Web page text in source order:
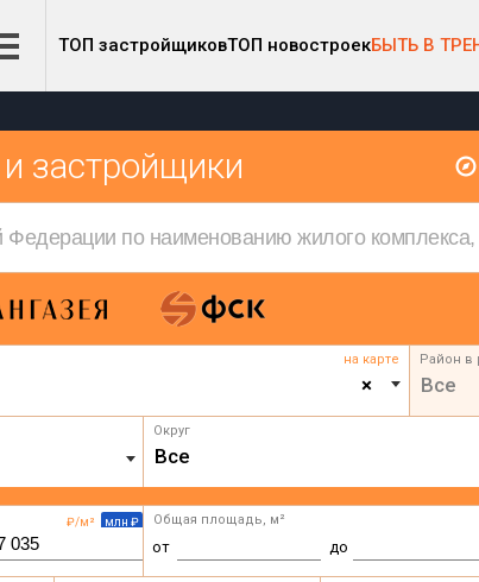
ТОП застройщиковТОП новостроекБЫТЬ В
застройщики
на карте
×
Район в
Все
Округ
Все
₽/м² млн ₽ Общая площадь, м²
от до